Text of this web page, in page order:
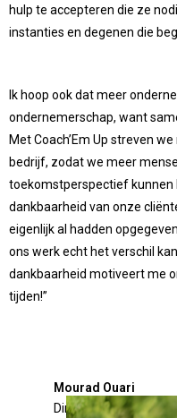
hulp te accepteren die ze
instanties en degenen die
Ik hoop ook dat meer
ondernemerschap, want
Met Coach’Em Up streven
bedrijf, zodat we meer
toekomstperspectief kunnen
dankbaarheid van onze
eigenlijk al hadden
ons werk echt het verschil
dankbaarheid motiveert me
tijden!”
Mourad Ouari
Directeur & manager